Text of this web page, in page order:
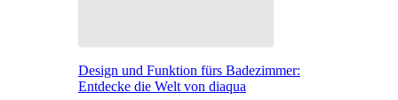
Design und Funktion fürs Badezimmer:
Entdecke die Welt von diaqua